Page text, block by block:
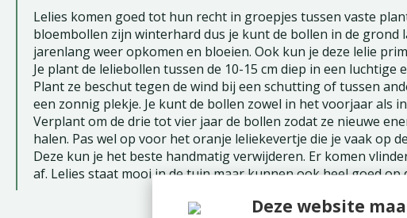
Deze website
Lelies komen goed tot hun recht in groepjes tussen vaste
bloembollen zijn winterhard dus je kunt de bollen in de grond
jarenlang weer opkomen en bloeien. Ook kun je deze lelie
Je plant de leliebollen tussen de 10-15 cm diep in een luchtige
Plant ze beschut tegen de wind bij een schutting of tussen
een zonnig plekje. Je kunt de bollen zowel in het voorjaar als
Verplant om de drie tot vier jaar de bollen zodat ze nieuwe
halen. Pas wel op voor het oranje leliekevertje die je vaak op
Deze kun je het beste handmatig verwijderen. Er komen
af. Lelies staat mooi in de tuin maar kunnen ook heel goed op